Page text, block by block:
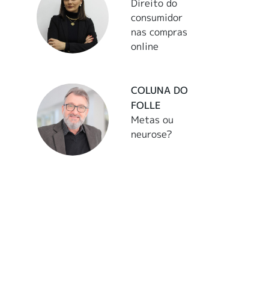
Direito do
consumidor
nas compras
online
COLUNA DO
FOLLE
Metas ou
neurose?